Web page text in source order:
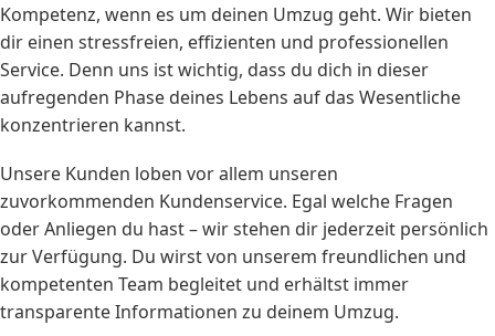
Kompetenz, wenn es um deinen Umzug geht. Wir bieten
dir einen stressfreien, effizienten und professionellen
Service. Denn uns ist wichtig, dass du dich in dieser
aufregenden Phase deines Lebens auf das Wesentliche
konzentrieren kannst.
Unsere Kunden loben vor allem unseren
zuvorkommenden Kundenservice. Egal welche Fragen
oder Anliegen du hast – wir stehen dir jederzeit persönlich
zur Verfügung. Du wirst von unserem freundlichen und
kompetenten Team begleitet und erhältst immer
transparente Informationen zu deinem Umzug.